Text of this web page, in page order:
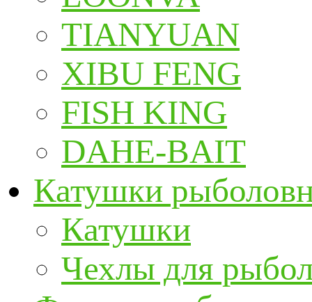
TIANYUAN
XIBU FENG
FISH KING
DAHE-BAIT
Катушки
Катушки
Чехлы для